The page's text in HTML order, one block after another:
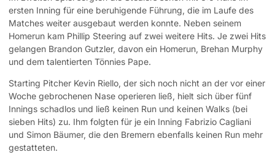
ersten Inning für eine beruhigende Führung, die im Laufe des
Matches weiter ausgebaut werden konnte. Neben seinem
Homerun kam Phillip Steering auf zwei weitere Hits. Je zwei Hits
gelangen Brandon Gutzler, davon ein Homerun, Brehan Murphy
und dem talentierten Tönnies Pape.
Starting Pitcher Kevin Riello, der sich noch nicht an der vor einer
Woche gebrochenen Nase operieren ließ, hielt sich über fünf
Innings schadlos und ließ keinen Run und keinen Walks (bei
sieben Hits) zu. Ihm folgten für je ein Inning Fabrizio Cagliani
und Simon Bäumer, die den Bremern ebenfalls keinen Run mehr
gestatteten.